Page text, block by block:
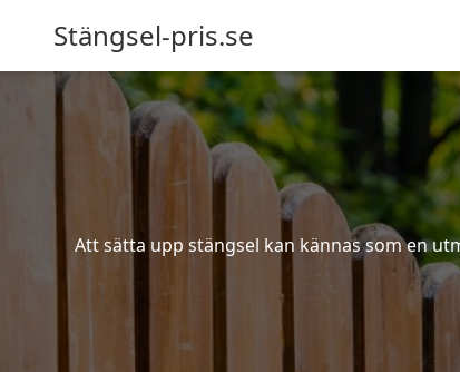
Stängsel-pris.se
Att sätta upp stängsel kan kännas som en